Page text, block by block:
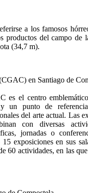
a los famosos
productos del campo de
(34,7 m).
en Santiago de
es el centro
un punto de
del arte actual. Las
con diversas
jornadas o
15 exposiciones en sus
60 actividades, en las